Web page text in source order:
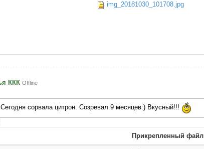
img_20181030_101708.jpg
ККК Offline
сорвала цитрон. Созревал 9 месяцев:) Вкусный!!!
Прикрепленный файл